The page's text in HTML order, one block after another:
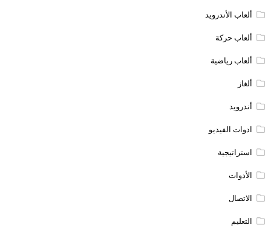
ألعاب الأندرويد
ألعاب حركة
ألعاب رياضية
ألغاز
أندرويد
ادوات الفيديو
استراتيجية
الأدوات
الاتصال
التعليم